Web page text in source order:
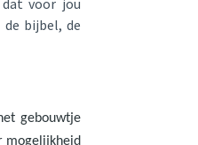
voor jou
bijbel, de
gebouwtje
mogelijkheid